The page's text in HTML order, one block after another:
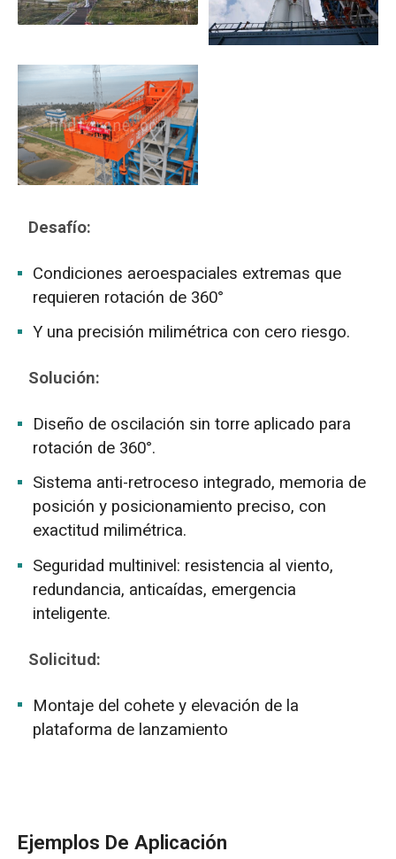
Desafío:
Condiciones aeroespaciales extremas que
requieren rotación de 360°
Y una precisión milimétrica con cero riesgo.
Solución:
Diseño de oscilación sin torre aplicado para
rotación de 360°.
Sistema anti-retroceso integrado, memoria de
posición y posicionamiento preciso, con
exactitud milimétrica.
Seguridad multinivel: resistencia al viento,
redundancia, anticaídas, emergencia
inteligente.
Solicitud:
Montaje del cohete y elevación de la
plataforma de lanzamiento
Ejemplos De Aplicación